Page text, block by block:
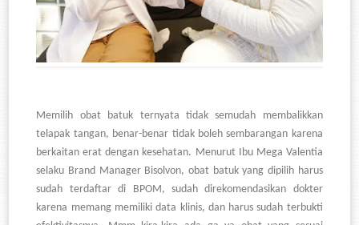
Memilih obat batuk ternyata tidak semudah membalikkan
telapak tangan, benar-benar tidak boleh sembarangan karena
berkaitan erat dengan kesehatan. Menurut Ibu Mega Valentia
selaku Brand Manager Bisolvon, obat batuk yang dipilih harus
sudah terdaftar di BPOM, sudah direkomendasikan dokter
karena memang memiliki data klinis, dan harus sudah terbukti